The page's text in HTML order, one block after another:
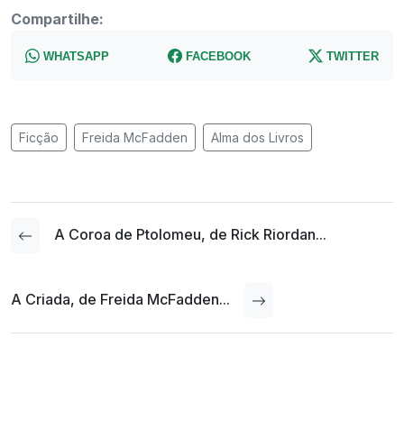
Compartilhe:
WHATSAPP FACEBOOK TWITTER
Ficção Freida McFadden Alma dos Livros
A Coroa de Ptolomeu, de Rick Riordan...
A Criada, de Freida McFadden...